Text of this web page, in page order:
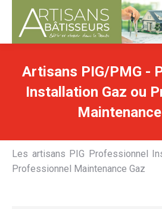
Artisans PIG/PMG -
Installation Gaz ou
Les artisans PIG Professionnel
Professionnel Maintenance Gaz